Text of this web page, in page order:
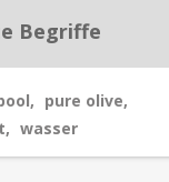
Begriffe
, pure olive,
, wasser